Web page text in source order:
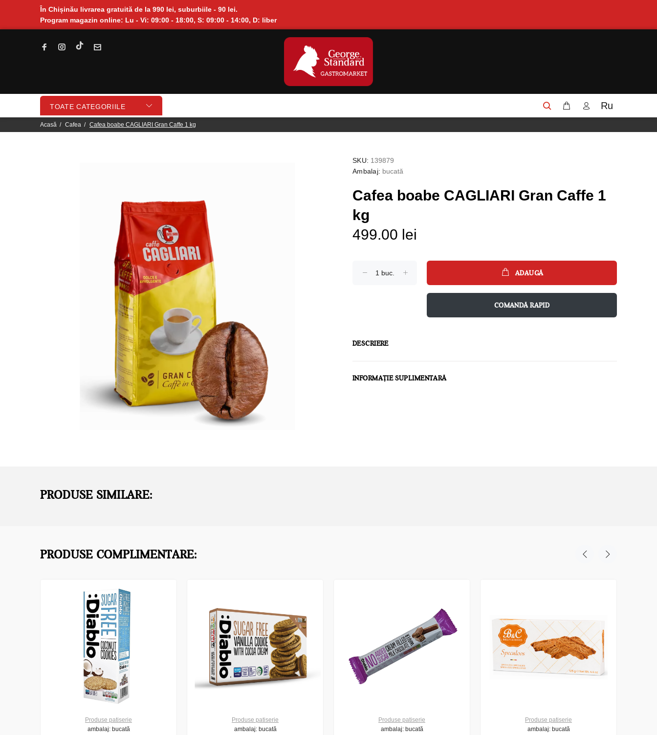
În Chișinău livrarea gratuită de la 990 lei, suburbiile - 90 lei.
Program magazin online: Lu - Vi: 09:00 - 18:00, S: 09:00 - 14:00, D: liber
TOATE CATEGORIILE Ru
Acasă Cafea Cafea boabe CAGLIARI Gran Caffe 1 kg
SKU: 139879
Ambalaj: bucată
Cafea boabe CAGLIARI Gran Caffe 1
kg
499.00 lei
ADAUGĂ
COMANDĂ RAPID
DESCRIERE
INFORMAȚIE SUPLIMENTARĂ
PRODUSE SIMILARE:
PRODUSE COMPLIMENTARE:
Produse patiserie
ambalaj: bucată
Produse patiserie
ambalaj: bucată
Produse patiserie
ambalaj: bucată
Produse patiserie
ambalaj: bucată